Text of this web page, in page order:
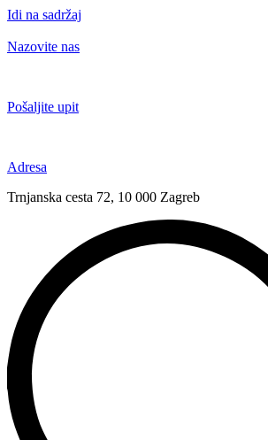
Idi na sadržaj
Nazovite nas
Pošaljite upit
Adresa
Trnjanska cesta 72, 10 000 Zagreb